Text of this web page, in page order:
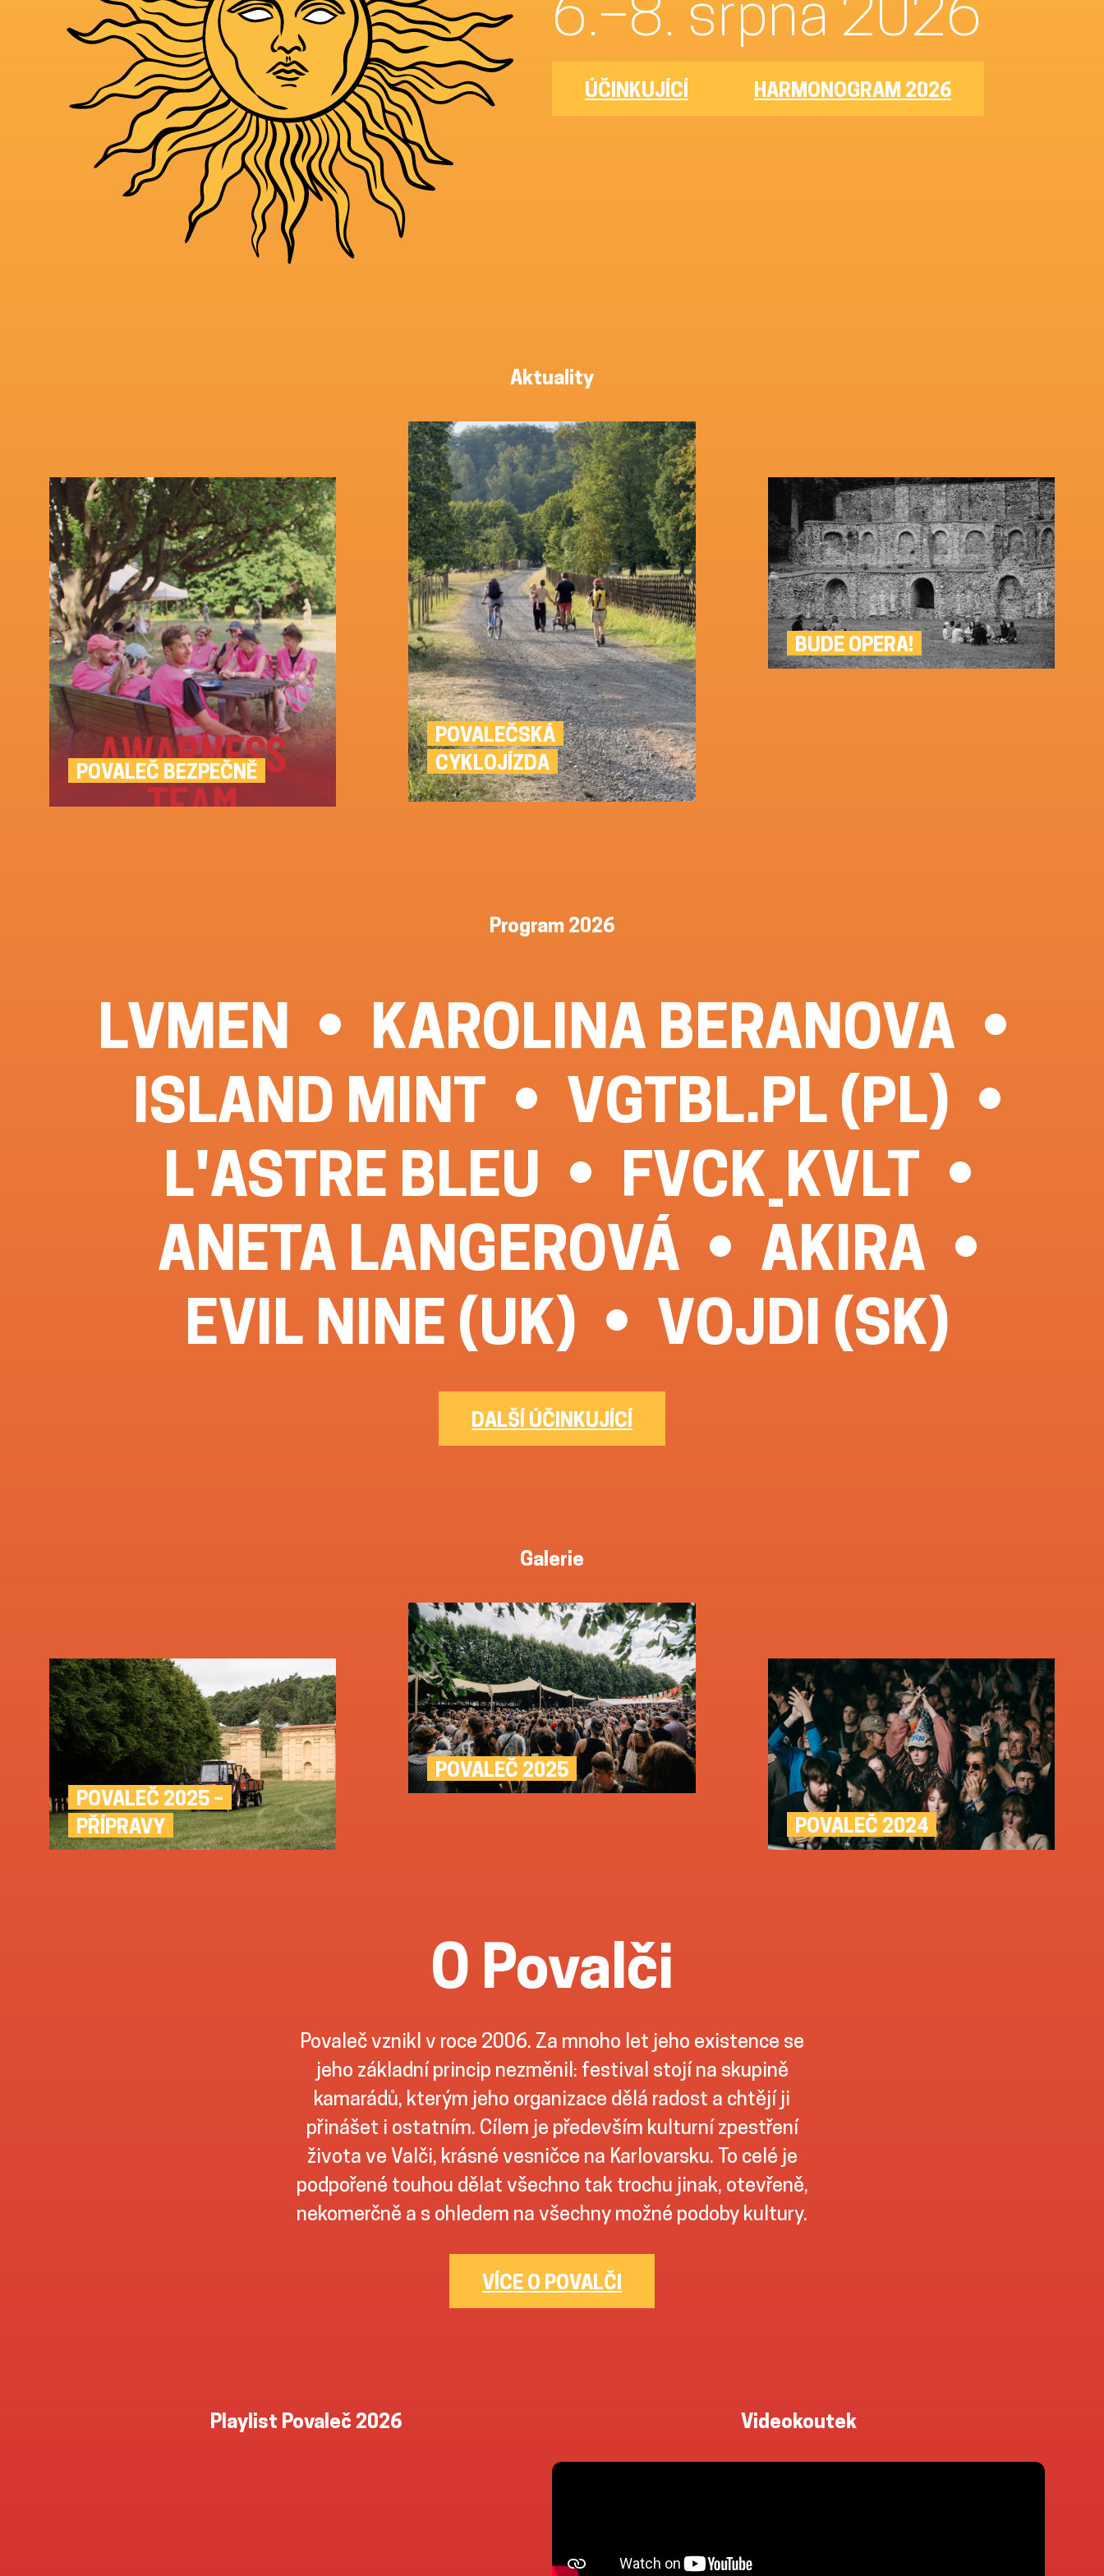
ÚČINKUJÍCÍ HARMONOGRAM 2026
Aktuality
POVALEČ BEZPEČNĚ
POVALEČSKÁ
CYKLOJÍZDA
BUDE OPERA!
Program 2026
LVMEN
KAROLINA BERANOVA
ISLAND MINT
VGTBL.PL (PL)
L'ASTRE BLEU
FVCK_KVLT
ANETA LANGEROVÁ
AKIRA
EVIL NINE (UK)
VOJDI (SK)
DALŠÍ ÚČINKUJÍCÍ
Galerie
POVALEČ 2025 –
PŘÍPRAVY
POVALEČ 2025
POVALEČ 2024
O Povalči
Povaleč vznikl v roce 2006. Za mnoho let jeho existence se
jeho základní princip nezměnil: festival stojí na skupině
kamarádů, kterým jeho organizace dělá radost a chtějí ji
přinášet i ostatním. Cílem je především kulturní zpestření
života ve Valči, krásné vesničce na Karlovarsku. To celé je
podpořené touhou dělat všechno tak trochu jinak, otevřeně,
nekomerčně a s ohledem na všechny možné podoby kultury.
VÍCE O POVALČI
Playlist Povaleč 2026 Videokoutek